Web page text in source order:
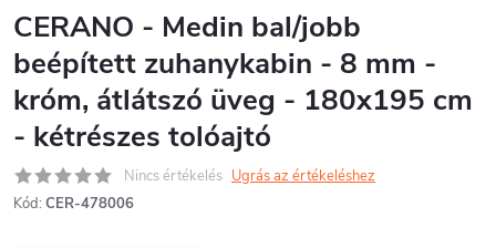
CERANO - Medin bal/jobb
beépített zuhanykabin - 8 mm -
króm, átlátszó üveg - 180x195 cm
- kétrészes tolóajtó
Nincs értékelés Ugrás az értékeléshez
Kód: CER-478006